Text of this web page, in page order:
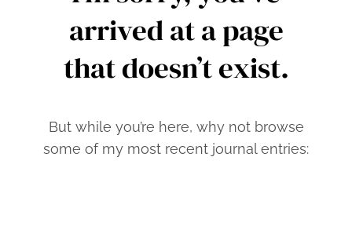
arrived at a page
that doesn’t exist.
But while you’re here, why not browse
some of my most recent journal entries: